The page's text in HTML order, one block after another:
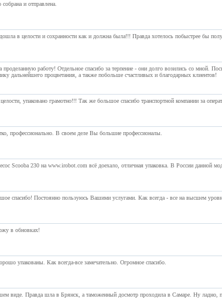
и отправлена.
в целости и сохранности как и должна была!!! Правда хотелось побыстрее бы
проделанную работу! Отдельное спасибо за терпение - они долго возились со мной.
дальнейшего процветания, а также побольше счастливых и благодарных клиентов!
упаковано грамотно!!! Так же большое спасибо транспортной компании за
профессионально. В своем деле Вы большие профессионалы.
Scooba 230 на www.irobot.com всё доехало, отличная упаковка. В России данной
спасибо! Постоянно пользуюсь Вашими услугами. Как всегда - все на высшем
в обновках!
упакованы. Как всегда-все замечательно. Огромное спасибо.
виде. Правда шла в Брянск, а таможенный досмотр проходила в Самаре. Ну ладно,